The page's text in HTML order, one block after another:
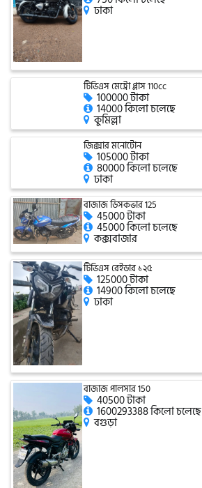
রয়েল এনফিল্ড (Royal Enfield)
এফকেএম (FKM)
হারলি ডেভিডসন
রিগাল র‍্যাপটার (Regal Raptor)
অ্যাটলাস জংশেন
পিএইচপি (PHP)
জিপিএক্স (GPX)
টারো
স্পীডার (Speeder)
এমা (Emma)
ঢাকা
টিভিএস মেট্রো প্লাস 110cc
100000 টাকা
14000 কিলো চলেছে
কুমিল্লা
জিক্সার মনোটোন
105000 টাকা
80000 কিলো চলেছে
ঢাকা
বাজাজ ডিসকভার 125
45000 টাকা
45000 কিলো চলেছে
কক্সবাজার
টিভিএস রেইডার ১২৫
125000 টাকা
14900 কিলো চলেছে
ঢাকা
বাজাজ পালসার 150
40500 টাকা
1600293388 কিলো চলেছে
বগুড়া